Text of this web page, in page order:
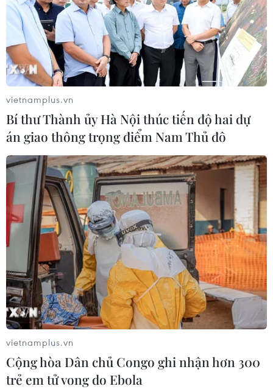
TIN CÙNG CHUYÊN MỤC
vietnamplus.vn
Bí thư Thành ủy Hà Nội thúc tiến độ hai dự
án giao thông trọng điểm Nam Thủ đô
vietnamplus.vn
Cộng hòa Dân chủ Congo ghi nhận hơn 300
trẻ em tử vong do Ebola